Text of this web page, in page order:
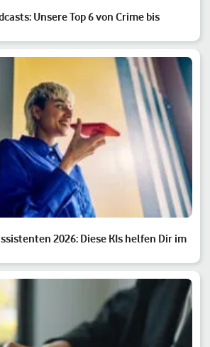
Unsere Top 6 von Crime bis
2026: Diese KIs helfen Dir im